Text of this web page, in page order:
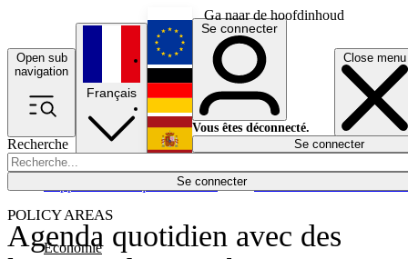
Ga naar de hoofdinhoud
Open sub
navigation
Close menu
Recherche
Se connecter
POLICY AREAS
Economie
Économie
Français
English
Deutsch
Español
Se connecter
Vous êtes déconnecté.
Se connecter
Agenda quotidien avec des